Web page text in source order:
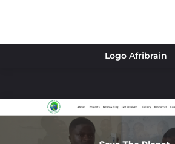
Logo Afribrain